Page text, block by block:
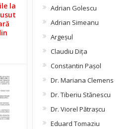
la
Adrian Golescu
Adrian Simeanu
Argeşul
Claudiu Diţa
Constantin Pașol
Dr. Mariana Clemens
Dr. Tiberiu Stănescu
Dr. Viorel Pătraşcu
Eduard Tomaziu